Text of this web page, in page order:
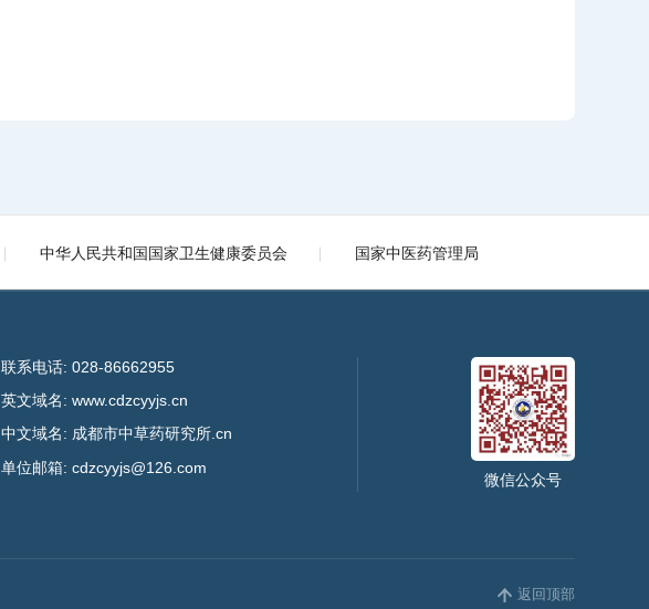
中华人民共和国国家卫生健康委员会 国家中医药管理局
联系电话: 028-86662955
英文域名: www.cdzcyyjs.cn
中文域名: 成都市中草药研究所.cn
单位邮箱: cdzcyyjs@126.com
微信公众号
返回顶部